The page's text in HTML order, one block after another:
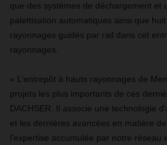
que des systèmes de déchargement et
palettisation automatiques ainsi que
rayonnages guidés par rail dans cet
rayonnages.
« L’entrepôt à hauts rayonnages de
projets les plus importants de ces
DACHSER. Il associe une technologie
et les dernières avancées en matière
l'expertise accumulée par notre réseau